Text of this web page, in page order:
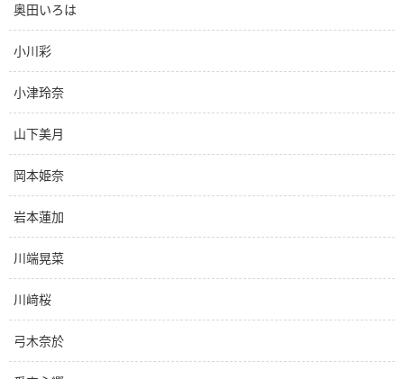
奥田いろは
小川彩
小津玲奈
山下美月
岡本姫奈
岩本蓮加
川端晃菜
川﨑桜
弓木奈於